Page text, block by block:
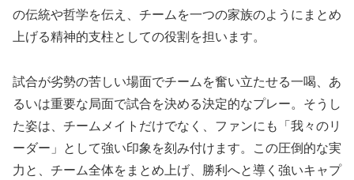
の伝統や哲学を伝え、チームを一つの家族のようにまとめ
上げる精神的支柱としての役割を担います。
試合が劣勢の苦しい場面でチームを奮い立たせる一喝、あ
るいは重要な局面で試合を決める決定的なプレー。そうし
た姿は、チームメイトだけでなく、ファンにも「我々のリ
ーダー」として強い印象を刻み付けます。この圧倒的な実
力と、チーム全体をまとめ上げ、勝利へと導く強いキャプ